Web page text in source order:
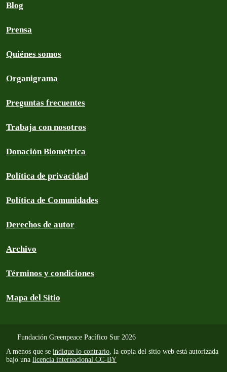
Blog
Prensa
Quiénes somos
Organigrama
Preguntas frecuentes
Trabaja con nosotros
Donación Biométrica
Política de privacidad
Política de Comunidades
Derechos de autor
Archivo
Términos y condiciones
Mapa del Sitio
Fundación Greenpeace Pacífico Sur 2026
A menos que se indique lo contrario, la copia del sitio web está autorizada
bajo una licencia internacional CC-BY